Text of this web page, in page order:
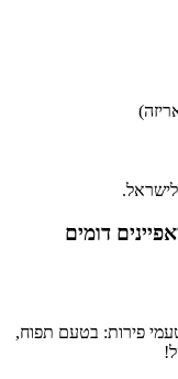
דומים
פירות: בטעם תפוח,